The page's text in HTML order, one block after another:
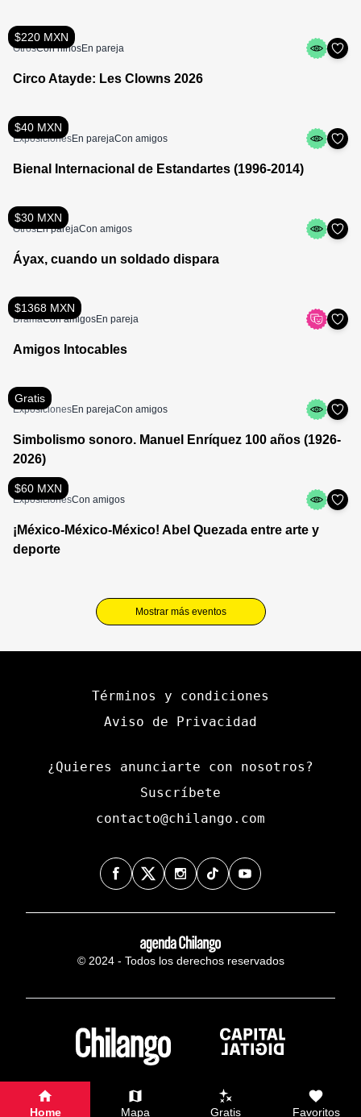
$220 MXN
OtrosCon niñosEn pareja
Circo Atayde: Les Clowns 2026
$40 MXN
ExposicionesEn parejaCon amigos
Bienal Internacional de Estandartes (1996-2014)
$30 MXN
OtrosEn parejaCon amigos
Áyax, cuando un soldado dispara
$1368 MXN
DramaCon amigosEn pareja
Amigos Intocables
Gratis
ExposicionesEn parejaCon amigos
Simbolismo sonoro. Manuel Enríquez 100 años (1926-
2026)
$60 MXN
ExposicionesCon amigos
¡México-México-México! Abel Quezada entre arte y
deporte
Mostrar más eventos
Términos y condiciones
Aviso de Privacidad
¿Quieres anunciarte con nosotros?
Suscríbete
contacto@chilango.com
© 2024 - Todos los derechos reservados
Home Mapa Gratis Favoritos